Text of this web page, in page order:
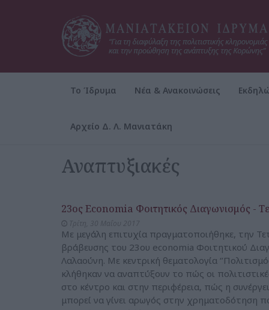
Το Ίδρυμα Νέα & Ανακοινώσεις
Αρχείο Δ. Λ. Μανιατάκη
Αναπτυξιακές
23ος Economia Φοιτητικός Διαγωνισμός -
Με μεγάλη επιτυχία πραγματοποιήθηκε, την
βράβευσης του 23ου economia Φοιτητικού
Λαλαούνη. Με κεντρική θεματολογία
κλήθηκαν να αναπτύξουν το πώς οι
στο κέντρο και στην περιφέρεια, πώς η
μπορεί να γίνει αρωγός στην χρηματοδότηση